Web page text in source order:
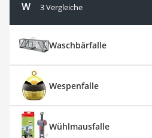
W 3 Vergleiche
Waschbärfalle
Wespenfalle
Wühlmausfalle